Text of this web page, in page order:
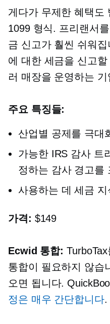
게다가 무제한 혜택도
1099 형식. 프리랜서
금 신고가 훨씬 쉬워
에 대한 세금을 신고
러 매장을 운영하는
주요 특징들:
산업별 공제를 극대
가능한 IRS 감사 트
정하는 감사 경고를
사용하는 데 세금
가격: $149
Ecwid 통합:
통합이 필요하지 않습
오면 됩니다.
정은 매우 간단합니다.